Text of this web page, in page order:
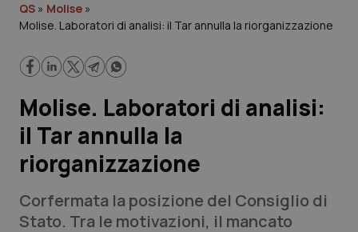
Governo e Parlamento
Regioni e Asl
Lavoro e Professioni
Scienza e Farmaci
Studi e Analisi
QS » Molise »
Molise. Laboratori di analisi: il Tar annulla la riorganizzazione
Molise. Laboratori di analisi:
il Tar annulla la
riorganizzazione
Corfermata la posizione del Consiglio di
Stato. Tra le motivazioni, il mancato